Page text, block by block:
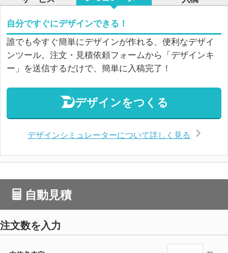
自分ですぐにデザインできる！
誰でも今すぐ簡単にデザインが作れる、便利なデザイ
ンツール。注文・見積依頼フォームから「デザインキ
ー」を送信するだけで、簡単に入稿完了！
デザインをつくる
デザインシミュレーターについて詳しく見る
自動見積
注文数を入力